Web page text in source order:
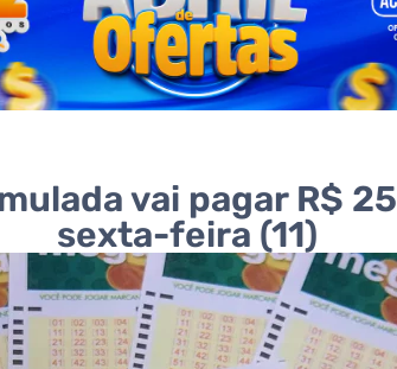
vai pagar R$
sexta-feira (11)